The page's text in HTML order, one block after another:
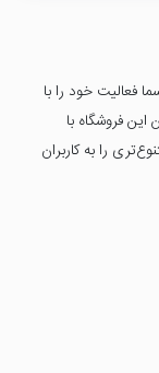
اینترنتی گل و گیاه گل ستان در سال 1396 رسما فعالیت خود را با
فروشگاه با
را به کاربران